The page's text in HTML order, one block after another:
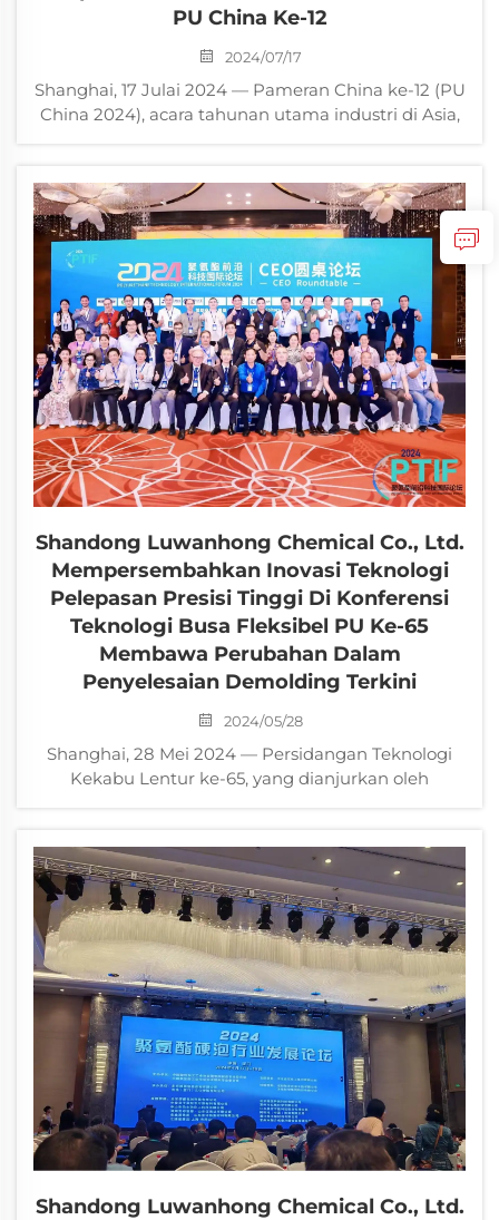
PU China Ke-12
2024/07/17
Shanghai, 17 Julai 2024 — Pameran China ke-12 (PU
China 2024), acara tahunan utama industri di Asia,
ejen pelepasan utama tempatan, Shandong
Luwan...
Shandong Luwanhong Chemical Co., Ltd.
Mempersembahkan Inovasi Teknologi
Pelepasan Presisi Tinggi Di Konferensi
Teknologi Busa Fleksibel PU Ke-65
Membawa Perubahan Dalam
Penyelesaian Demolding Terkini
2024/05/28
Shanghai, 28 Mei 2024 — Persidangan Teknologi
Kekabu Lentur ke-65, yang dianjurkan oleh
Shanghai. Acara ini menarik penyertaan hampir
300 entiti global...
Shandong Luwanhong Chemical Co., Ltd.